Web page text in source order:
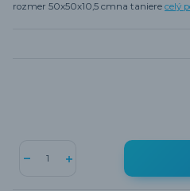
rozmer 50x50x10,5 cmna taniere celý